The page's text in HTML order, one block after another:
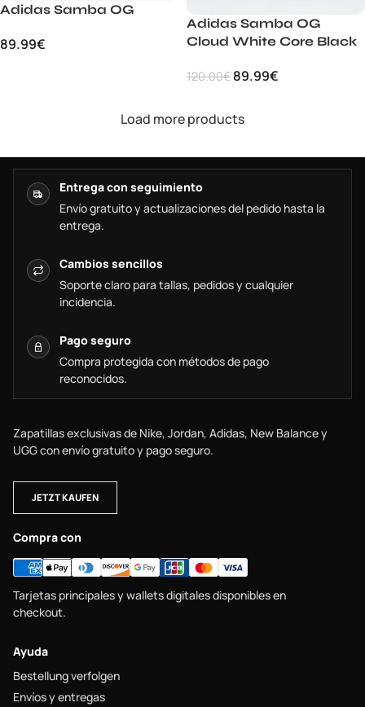
Adidas Samba OG
89.99€
Adidas Samba OG
Cloud White Core Black
120.00€ 89.99€
Load more products
Entrega con seguimiento
Envío gratuito y actualizaciones del pedido hasta la
entrega.
Cambios sencillos
Soporte claro para tallas, pedidos y cualquier
incidencia.
Pago seguro
Compra protegida con métodos de pago
reconocidos.
Zapatillas exclusivas de Nike, Jordan, Adidas, New Balance y
UGG con envío gratuito y pago seguro.
JETZT KAUFEN
Compra con
Tarjetas principales y wallets digitales disponibles en
checkout.
Ayuda
Bestellung verfolgen
Envíos y entregas